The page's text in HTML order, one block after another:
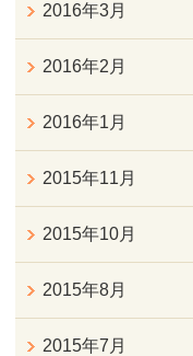
2016年3月
2016年2月
2016年1月
2015年11月
2015年10月
2015年8月
2015年7月